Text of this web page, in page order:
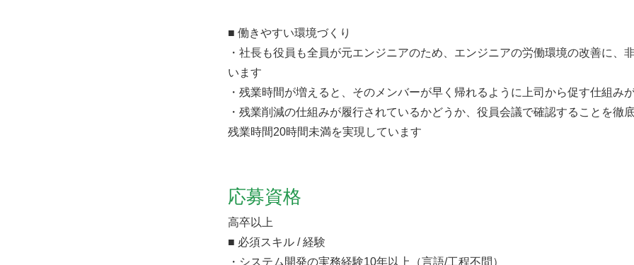
■ 働きやすい環境づくり
・社長も役員も全員が元エンジニアのため、エンジニアの労働環境の改善に、
います
・残業時間が増えると、そのメンバーが早く帰れるように上司から促す仕組み
・残業削減の仕組みが履行されているかどうか、役員会議で確認することを徹
残業時間20時間未満を実現しています
応募資格
高卒以上
■ 必須スキル / 経験
・システム開発の実務経験10年以上（言語/工程不問）